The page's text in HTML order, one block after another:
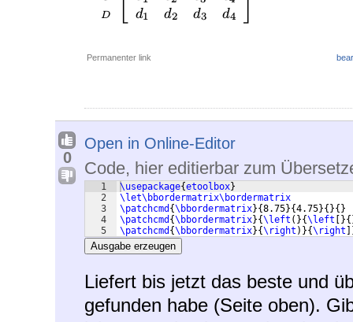
Permanenter link
0
Open in Online-Editor
Code, hier editierbar zum
1
2
3
4
5
\usepackage{etoolbox}
\let\bbordermatrix\bordermatrix
\patchcmd {\bbordermatrix}{8.75}{4.75}{ }{ }
\patchcmd {\bbordermatrix}{\left ( }{\left }{
\patchcmd {\bbordermatrix}{\right )}{\right
Ausgabe erzeugen
Liefert bis jetzt das beste und
gefunden habe (Seite oben).